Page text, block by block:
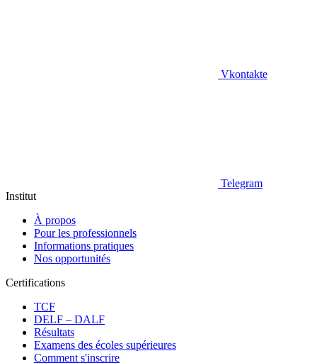
Vkontakte
Telegram
Institut
À propos
Pour les professionnels
Informations pratiques
Nos opportunités
Certifications
TCF
DELF – DALF
Résultats
Examens des écoles supérieures
Comment s'inscrire